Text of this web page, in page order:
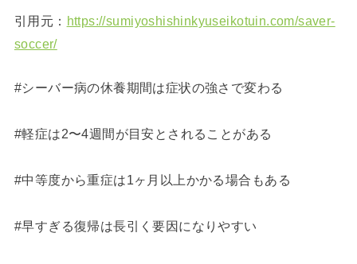
引用元： https://sumiyoshishinkyuseikotuin.com/saver-
soccer/
#シーバー病の休養期間は症状の強さで変わる
#軽症は2〜4週間が目安とされることがある
#中等度から重症は1ヶ月以上かかる場合もある
#早すぎる復帰は長引く要因になりやすい